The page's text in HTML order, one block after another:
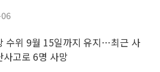
수위 9월 15일까지 유지…최근 사
사고로 6명 사망